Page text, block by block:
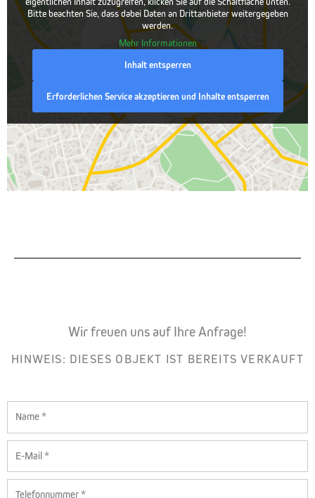
Bitte beachten Sie, dass dabei Daten an Drittanbieter weitergegeben
werden.
Mehr Informationen
Inhalt entsperren
Erforderlichen Service akzeptieren und Inhalte entsperren
Wir freuen uns auf Ihre Anfrage!
HINWEIS: DIESES OBJEKT IST BEREITS VERKAUFT
Name
E-
Mail
Telefon